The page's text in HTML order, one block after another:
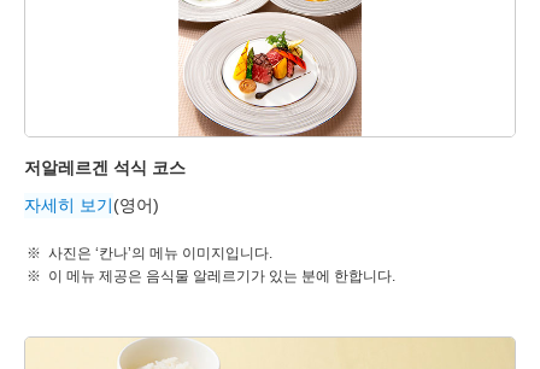
저알레르겐 석식 코스
자세히 보기(영어)
사진은 ‘칸나’의 메뉴 이미지입니다.
이 메뉴 제공은 음식물 알레르기가 있는 분에 한합니다.